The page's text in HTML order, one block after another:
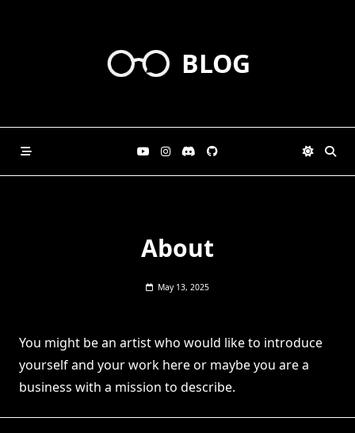
BLOG
About
May 13, 2025
You might be an artist who would like to introduce
yourself and your work here or maybe you are a
business with a mission to describe.